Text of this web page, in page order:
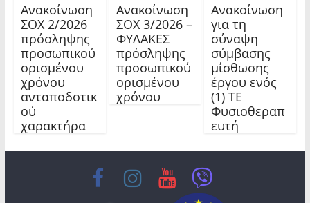
Ανακοίνωση
ΣΟΧ 2/2026
πρόσληψης
προσωπικού
ορισμένου
χρόνου
ανταποδοτικ
ού
χαρακτήρα
Ανακοίνωση
ΣΟΧ 3/2026 –
ΦΥΛΑΚΕΣ
πρόσληψης
προσωπικού
ορισμένου
χρόνου
Ανακοίνωση
για τη
σύναψη
σύμβασης
μίσθωσης
έργου ενός
(1) ΤΕ
Φυσιοθεραπ
ευτή